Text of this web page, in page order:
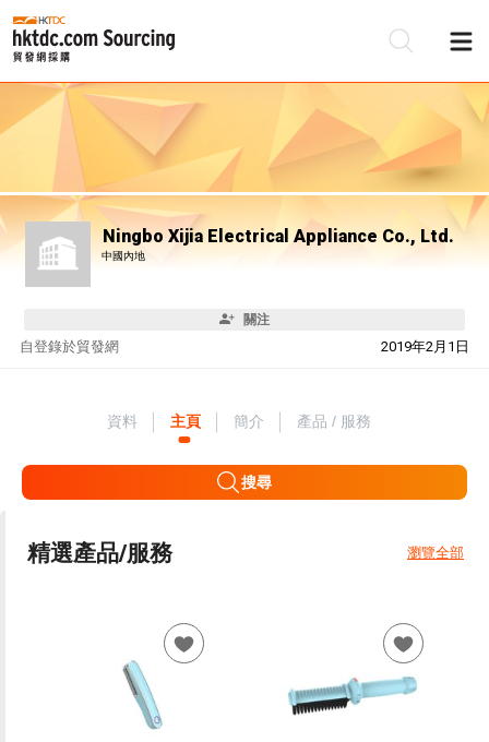
Ningbo Xijia Electrical Appliance Co., Ltd.
中國內地
關注
自 2019年2月1日
登錄於貿發網
資料 主頁 簡介 產品 / 服務
搜尋
精選產品/服務 瀏覽全部